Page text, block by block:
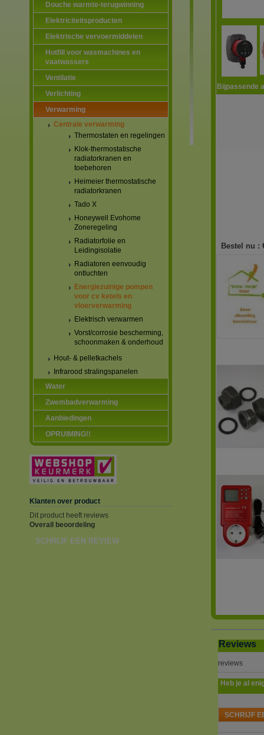
Douche warmte-terugwinning
Elektriciteitsproducten
Elektrische vervoermiddelen
Hotfill voor wasmachines en
vaatwassers
Ventilatie
Verlichting
Verwarming
Centrale verwarming
Thermostaten en regelingen
Klok-thermostatische
radiatorkranen en
toebehoren
Heimeier thermostatische
radiatorkranen
Tado X
Honeywell Evohome
Zoneregeling
Radiatorfolie en
Leidingisolatie
Radiatoren eenvoudig
ontluchten
Energiezuinige pompen
voor cv ketels en
vloerverwarming
Elektrisch verwarmen
Vorst/corrosie bescherming,
schoonmaken & onderhoud
Hout- & pelletkachels
Infrarood stralingspanelen
Water
Zwembadverwarming
Aanbiedingen
OPRUIMING!!
Klanten over product
Dit product heeft reviews
Overall beoordeling
SCHRIJF EEN REVIEW
Bestel nu :
Bijpassende
Reviews
reviews
Heb je al
SCHRIJF